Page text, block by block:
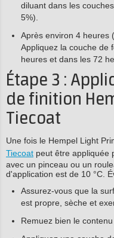
diluant dans les
5%).
Après environ 4 heures
Appliquez la couche de
heures et dans les 72
Étape 3 :
de finition
Tiecoat
Une fois le Hempel Light
Tiecoat peut être appliquée
avec un pinceau ou un
d'application est de 10 °C.
Assurez-vous que la
est propre, sèche et
Remuez bien le